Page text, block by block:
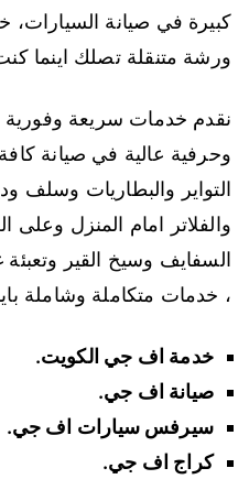
كبيرة في صيانة
ورشة متنقلة تصلك اينما
نقدم خدمات سريعة وفورية
وحرفية عالية في صيانة
التواير والبطاريات وسلف
والفلاتر امام المنزل
السفايف وسيخ القير وتعبئة
، خدمات متكاملة وشاملة
خدمة اف جي الكويت.
صيانة اف جي.
سيرفس سيارات اف جي.
كراج اف جي.